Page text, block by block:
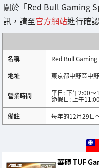
關於「Red Bull Gaming
訊，請至官方網站進行確
名稱
Red Bull
地址
東京都中野區中
營業時間 平日: 下午2:00～
節假日: 上午
備註
每年的12月29日
華碩 TUF